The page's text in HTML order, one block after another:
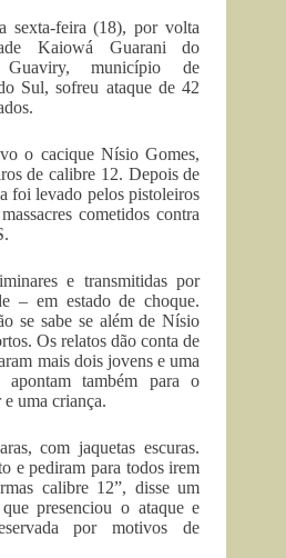
sexta-feira (18), por volta
Kaiowá Guarani do
Guaviry, município de
Sul, sofreu ataque de 42
o cacique Nísio Gomes,
de calibre 12. Depois de
foi levado pelos pistoleiros
cometidos contra
e transmitidas por
– em estado de choque.
se sabe se além de Nísio
Os relatos dão conta de
mais dois jovens e uma
também para o
e uma criança.
com jaquetas escuras.
e pediram para todos irem
calibre 12”, disse um
presenciou o ataque e
por motivos de